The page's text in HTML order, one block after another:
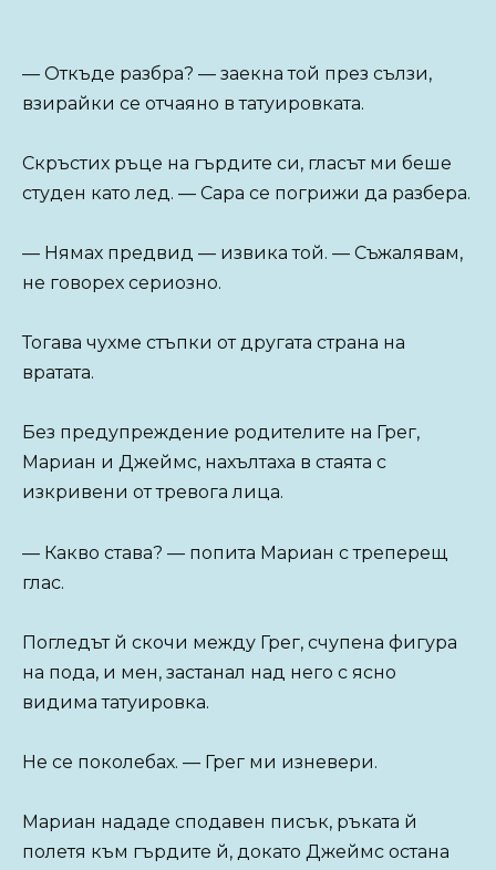
— Откъде разбра? — заекна той през сълзи,
взирайки се отчаяно в татуировката.
Скръстих ръце на гърдите си, гласът ми беше
студен като лед. — Сара се погрижи да разбера.
— Нямах предвид — извика той. — Съжалявам,
не говорех сериозно.
Тогава чухме стъпки от другата страна на
вратата.
Без предупреждение родителите на Грег,
Мариан и Джеймс, нахълтаха в стаята с
изкривени от тревога лица.
— Какво става? — попита Мариан с треперещ
глас.
Погледът й скочи между Грег, счупена фигура
на пода, и мен, застанал над него с ясно
видима татуировка.
Не се поколебах. — Грег ми изневери.
Мариан нададе сподавен писък, ръката й
полетя към гърдите й, докато Джеймс остана